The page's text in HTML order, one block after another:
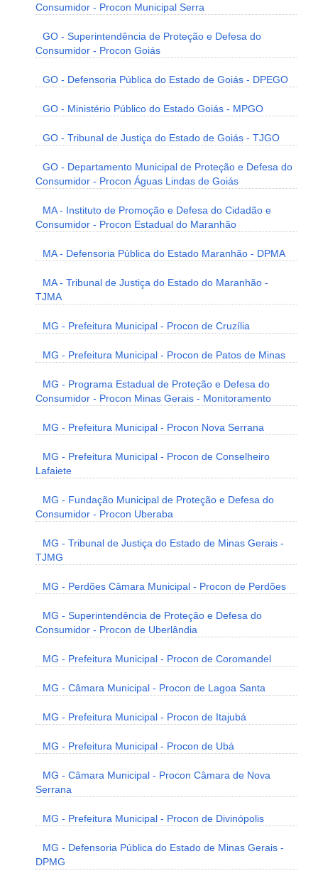
Consumidor - Procon Municipal Serra
GO - Superintendência de Proteção e Defesa do
Consumidor - Procon Goiás
GO - Defensoria Pública do Estado de Goiás - DPEGO
GO - Ministério Público do Estado Goiás - MPGO
GO - Tribunal de Justiça do Estado de Goiás - TJGO
GO - Departamento Municipal de Proteção e Defesa do
Consumidor - Procon Águas Lindas de Goiás
MA - Instituto de Promoção e Defesa do Cidadão e
Consumidor - Procon Estadual do Maranhão
MA - Defensoria Pública do Estado Maranhão - DPMA
MA - Tribunal de Justiça do Estado do Maranhão -
TJMA
MG - Prefeitura Municipal - Procon de Cruzília
MG - Prefeitura Municipal - Procon de Patos de Minas
MG - Programa Estadual de Proteção e Defesa do
Consumidor - Procon Minas Gerais - Monitoramento
MG - Prefeitura Municipal - Procon Nova Serrana
MG - Prefeitura Municipal - Procon de Conselheiro
Lafaiete
MG - Fundação Municipal de Proteção e Defesa do
Consumidor - Procon Uberaba
MG - Tribunal de Justiça do Estado de Minas Gerais -
TJMG
MG - Perdões Câmara Municipal - Procon de Perdões
MG - Superintendência de Proteção e Defesa do
Consumidor - Procon de Uberlândia
MG - Prefeitura Municipal - Procon de Coromandel
MG - Câmara Municipal - Procon de Lagoa Santa
MG - Prefeitura Municipal - Procon de Itajubá
MG - Prefeitura Municipal - Procon de Ubá
MG - Câmara Municipal - Procon Câmara de Nova
Serrana
MG - Prefeitura Municipal - Procon de Divinópolis
MG - Defensoria Pública do Estado de Minas Gerais -
DPMG